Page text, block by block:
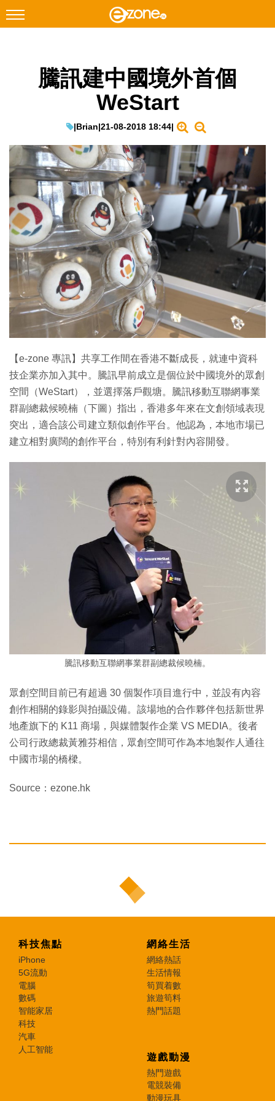
Facebook Instagram
遊戲動漫
教學評測
EduTech
IT Times
生成式AI與雲端應用
Enterprise Digital Transformation
特集
騰訊建中國境外首個
WeStart
|Brian|21-08-2018 18:44|
【e-zone 專訊】共享工作間在香港不斷成長，就連中資科
技企業亦加入其中。騰訊早前成立是個位於中國境外的眾創
空間（WeStart），並選擇落戶觀塘。騰訊移動互聯網事業
群副總裁候曉楠（下圖）指出，香港多年來在文創領域表現
突出，適合該公司建立類似創作平台。他認為，本地市場已
建立相對廣闊的創作平台，特別有利針對內容開發。
騰訊移動互聯網事業群副總裁候曉楠。
眾創空間目前已有超過 30 個製作項目進行中，並設有內容
創作相關的錄影與拍攝設備。該場地的合作夥伴包括新世界
地產旗下的 K11 商場，與媒體製作企業 VS MEDIA。後者
公司行政總裁黃雅芬相信，眾創空間可作為本地製作人通往
中國市場的橋樑。
Source：ezone.hk
科技焦點
iPhone
5G流動
電腦
數碼
智能家居
科技
汽車
人工智能
網絡生活
網絡熱話
生活情報
筍買着數
旅遊筍料
熱門話題
遊戲動漫
熱門遊戲
電競裝備
動漫玩具